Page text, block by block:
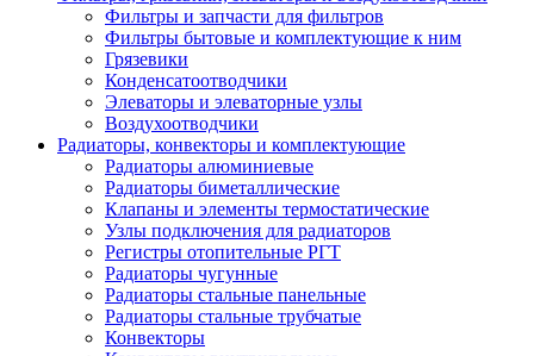
Фильтры и запчасти для фильтров
Фильтры бытовые и комплектующие к ним
Грязевики
Конденсатоотводчики
Элеваторы и элеваторные узлы
Воздухоотводчики
Радиаторы, конвекторы и комплектующие
Радиаторы алюминиевые
Радиаторы биметаллические
Клапаны и элементы термостатические
Узлы подключения для радиаторов
Регистры отопительные РГТ
Радиаторы чугунные
Радиаторы стальные панельные
Радиаторы стальные трубчатые
Конвекторы